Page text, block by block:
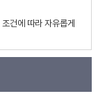
조건에 따라 자유롭게